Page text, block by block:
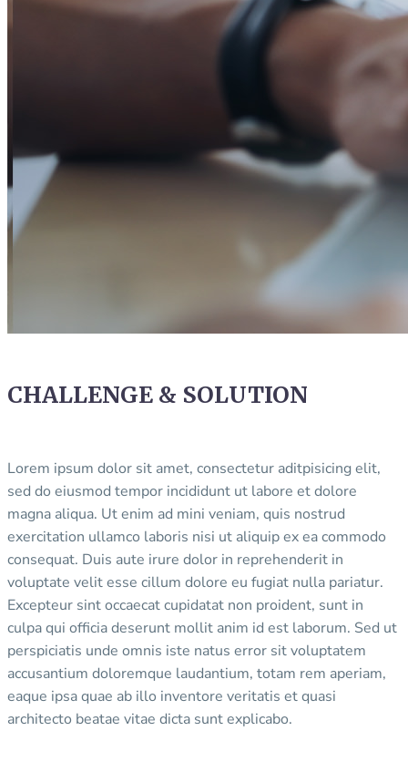
CHALLENGE & SOLUTION
Lorem ipsum dolor sit amet, consectetur aditpisicing elit,
sed do eiusmod tempor incididunt ut labore et dolore
magna aliqua. Ut enim ad mini veniam, quis nostrud
exercitation ullamco laboris nisi ut aliquip ex ea commodo
consequat. Duis aute irure dolor in reprehenderit in
voluptate velit esse cillum dolore eu fugiat nulla pariatur.
Excepteur sint occaecat cupidatat non proident, sunt in
culpa qui officia deserunt mollit anim id est laborum. Sed ut
perspiciatis unde omnis iste natus error sit voluptatem
accusantium doloremque laudantium, totam rem aperiam,
eaque ipsa quae ab illo inventore veritatis et quasi
architecto beatae vitae dicta sunt explicabo.